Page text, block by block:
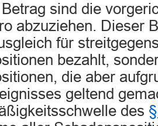
sind die
abzuziehen. Dieser
für
bezahlt,
die aber
geltend
des